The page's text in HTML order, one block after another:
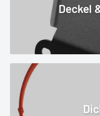
Deckel